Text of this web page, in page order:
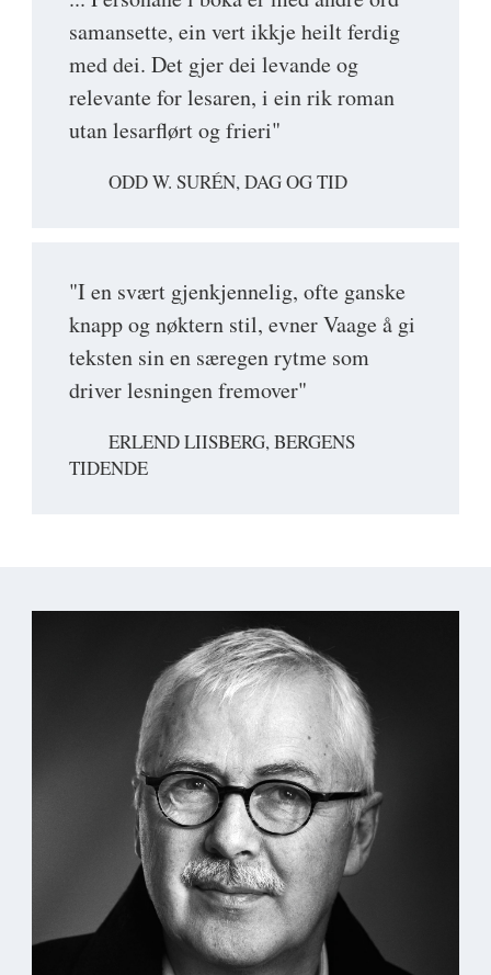
samansette, ein vert ikkje heilt ferdig
med dei. Det gjer dei levande og
relevante for lesaren, i ein rik roman
utan lesarflørt og frieri"
ODD W. SURÉN, DAG OG TID
"I en svært gjenkjennelig, ofte ganske
knapp og nøktern stil, evner Vaage å gi
teksten sin en særegen rytme som
driver lesningen fremover"
ERLEND LIISBERG, BERGENS
TIDENDE